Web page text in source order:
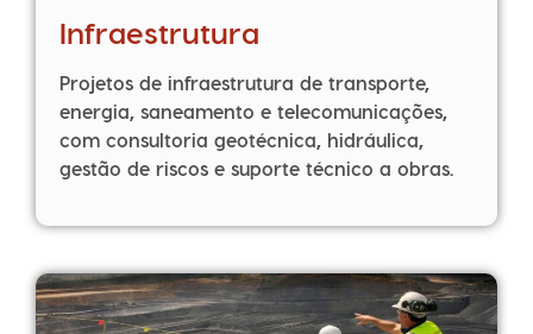
Infraestrutura
Projetos de infraestrutura de transporte,
energia, saneamento e telecomunicações,
com consultoria geotécnica, hidráulica,
gestão de riscos e suporte técnico a obras.